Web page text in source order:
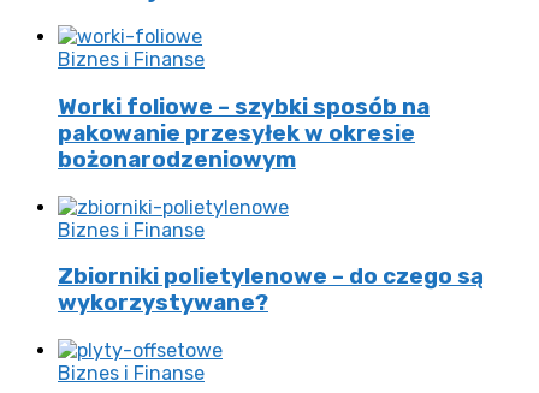
Biznes i Finanse
Worki foliowe – szybki sposób na
pakowanie przesyłek w okresie
bożonarodzeniowym
Biznes i Finanse
Zbiorniki polietylenowe – do czego są
wykorzystywane?
Biznes i Finanse